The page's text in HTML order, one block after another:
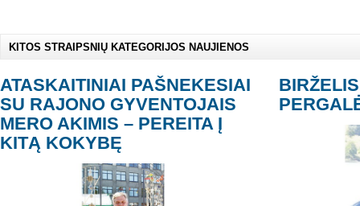
KITOS STRAIPSNIŲ KATEGORIJOS NAUJIENOS
ATASKAITINIAI PAŠNEKESIAI
SU RAJONO GYVENTOJAIS
MERO AKIMIS – PEREITA Į
KITĄ KOKYBĘ